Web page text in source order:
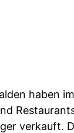
haben
verkauft.